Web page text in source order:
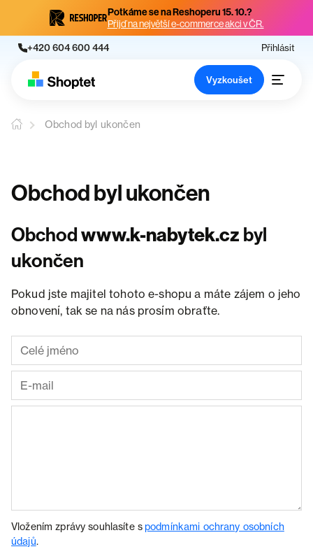
Potkáme se na Reshoperu 15. 10.?
Přijď na největší e-commerce akci v ČR.
+420 604 600 444 Přihlásit
Vyzkoušet
Obchod byl ukončen
Obchod byl ukončen
Obchodwww.k-nabytek.cz byl
ukončen
Pokud jste majitel tohoto e-shopu a máte zájem o jeho
obnovení, tak se na nás prosím obraťte.
Vložením zprávy souhlasíte spodmínkami ochrany osobních
údajů.